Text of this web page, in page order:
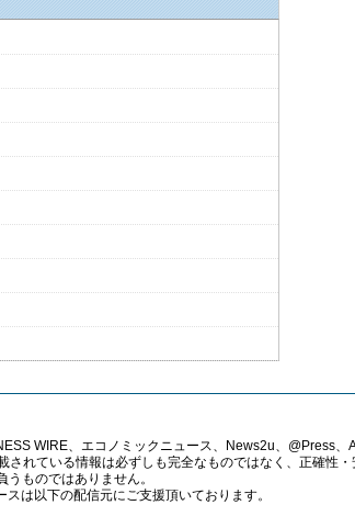
WIRE、エコノミックニュース、News2u、@Press
れている情報は必ずしも完全なものではなく、正確性
ものではありません。
スは以下の配信元にご支援頂いております。